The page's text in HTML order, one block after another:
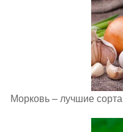
Морковь – лучшие